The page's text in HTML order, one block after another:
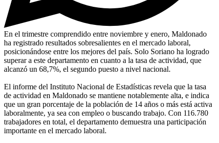
En el trimestre comprendido entre noviembre y enero, Maldonado
ha registrado resultados sobresalientes en el mercado laboral,
posicionándose entre los mejores del país. Solo Soriano ha logrado
superar a este departamento en cuanto a la tasa de actividad, que
alcanzó un 68,7%, el segundo puesto a nivel nacional.
El informe del Instituto Nacional de Estadísticas revela que la tasa
de actividad en Maldonado se mantiene notablemente alta, e indica
que un gran porcentaje de la población de 14 años o más está activa
laboralmente, ya sea con empleo o buscando trabajo. Con 116.780
trabajadores en total, el departamento demuestra una participación
importante en el mercado laboral.